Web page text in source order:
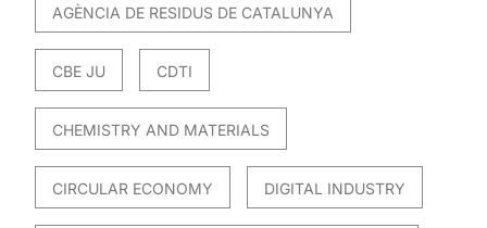
AGÈNCIA DE RESIDUS DE CATALUNYA
CBE JU CDTI
CHEMISTRY AND MATERIALS
CIRCULAR ECONOMY DIGITAL INDUSTRY